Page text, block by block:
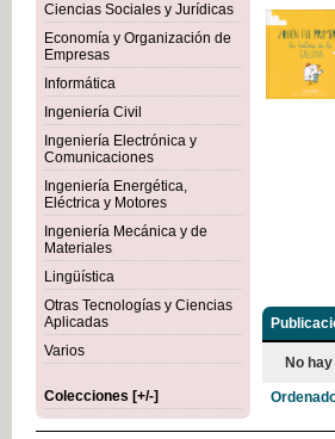
Ciencias Sociales y Jurídicas
Economía y Organización de
Empresas
Informática
Ingeniería Civil
Ingeniería Electrónica y
Comunicaciones
Ingeniería Energética,
Eléctrica y Motores
Ingeniería Mecánica y de
Materiales
Lingüística
Otras Tecnologías y Ciencias
Aplicadas
Varios
Colecciones [+/-]
No